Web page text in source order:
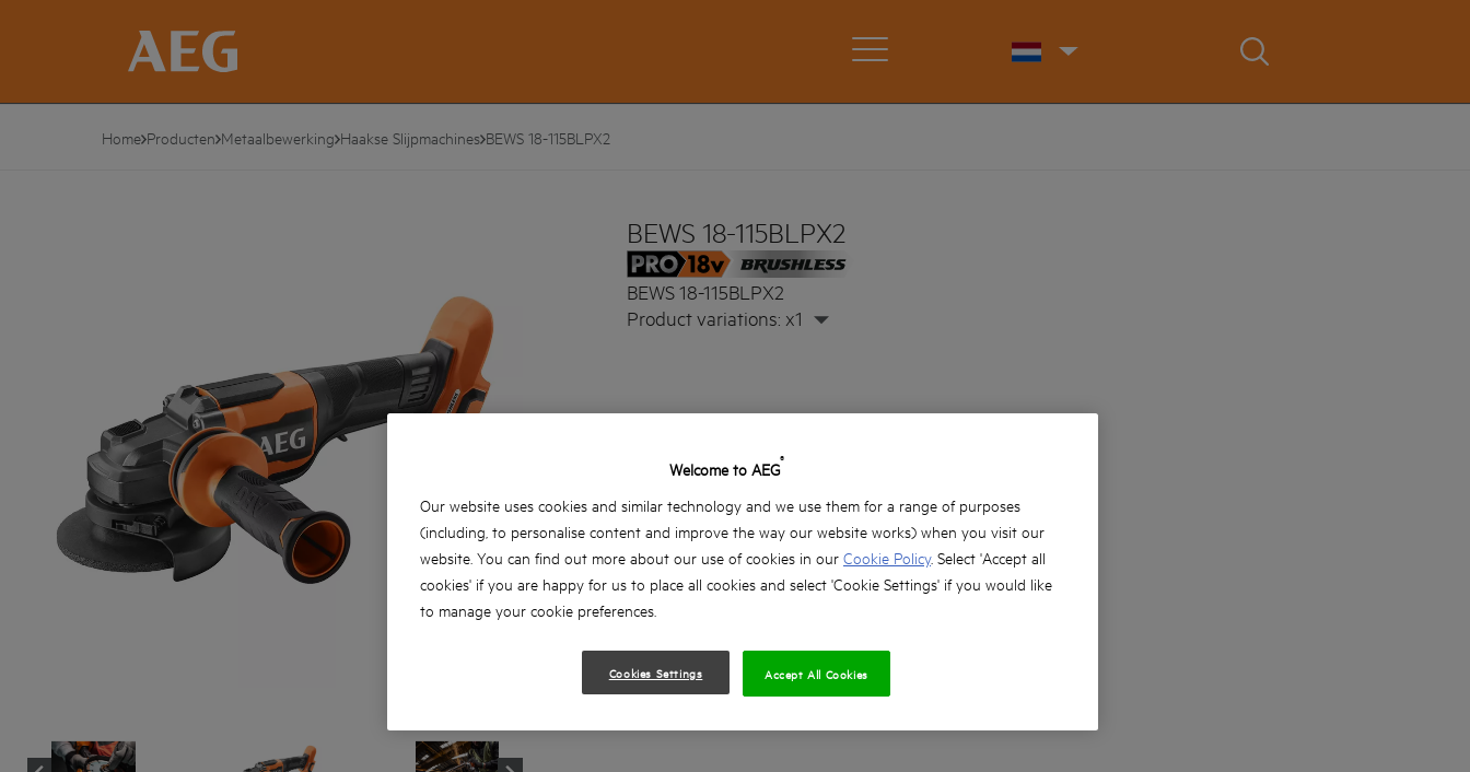
Home Producten Metaalbewerking Haakse Slijpmachines BEWS 18-115BLPX2
BEWS 18-115BLPX2
BEWS 18-115BLPX2
Product variations: x1
Welcome to AEG®
Our website uses cookies and similar technology and we use them for a range of purposes
(including, to personalise content and improve the way our website works) when you visit our
website. You can find out more about our use of cookies in our Cookie Policy. Select 'Accept all
cookies' if you are happy for us to place all cookies and select 'Cookie Settings' if you would like
to manage your cookie preferences.
Cookies Settings Accept All Cookies